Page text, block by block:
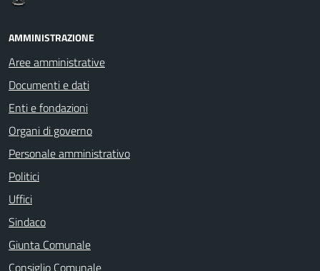
AMMINISTRAZIONE
Aree amministrative
Documenti e dati
Enti e fondazioni
Organi di governo
Personale amministrativo
Politici
Uffici
Sindaco
Giunta Comunale
Consiglio Comunale